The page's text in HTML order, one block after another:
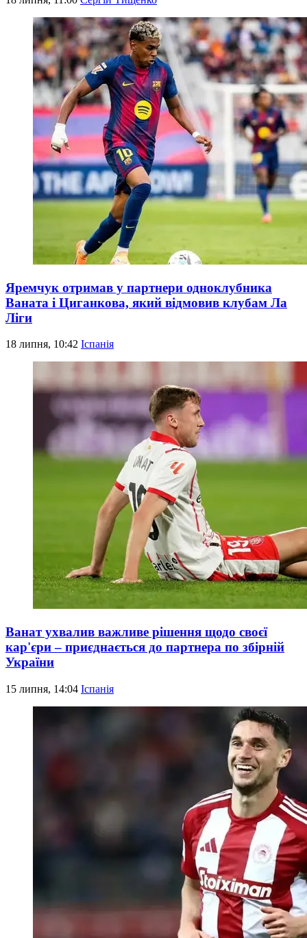
Яремчук отримав у партнери одноклубника
Ваната і Циганкова, який відмовив клубам Ла
Ліги
18 липня, 10:42 Іспанія
Ванат ухвалив важливе рішення щодо своєї
кар'єри – приєднається до партнера по збірній
України
15 липня, 14:04 Іспанія